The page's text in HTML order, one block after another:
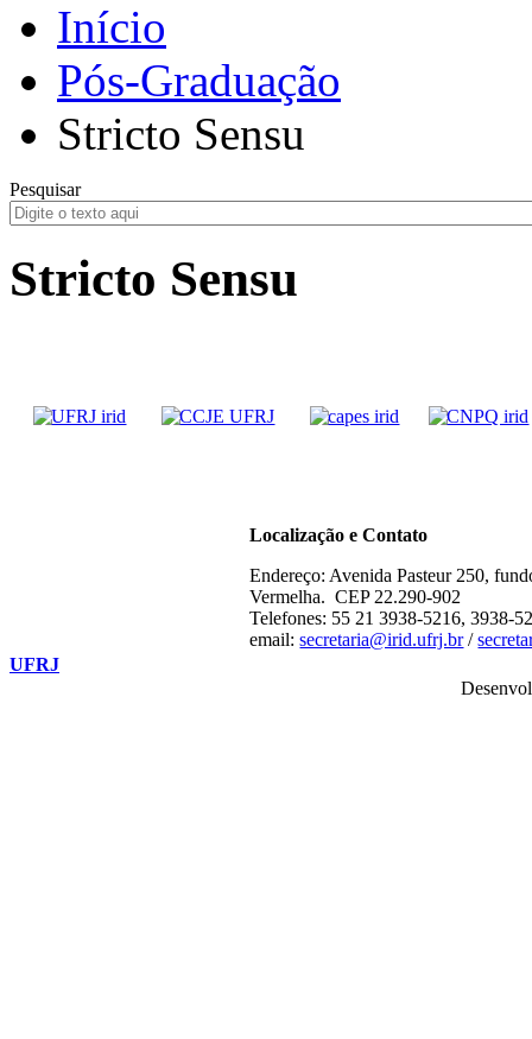
Início
Pós-Graduação
Stricto Sensu
Pesquisar
Stricto Sensu
Localização e Contato
Endereço: Avenida Pasteur 250,
Vermelha. CEP 22.290-902
Telefones: 55 21 3938-5216, 3938-
email:secretaria@irid.ufrj.br/
UFRJ